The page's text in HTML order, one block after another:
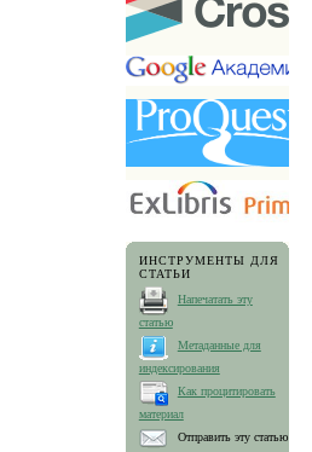
ИНСТРУМЕНТЫ ДЛЯ
СТАТЬИ
Напечатать эту
статью
Метаданные для
индексирования
Как процитировать
материал
Отправить эту статью